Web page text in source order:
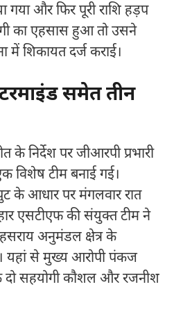
गया और फिर पूरी राशि हड़प
का एहसास हुआ तो उसने
में शिकायत दर्ज कराई।
समेत तीन
के निर्देश पर जीआरपी प्रभारी
विशेष टीम बनाई गई।
के आधार पर मंगलवार रात
एसटीएफ की संयुक्त टीम ने
अनुमंडल क्षेत्र के
यहां से मुख्य आरोपी पंकज
सहयोगी कौशल और रजनीश